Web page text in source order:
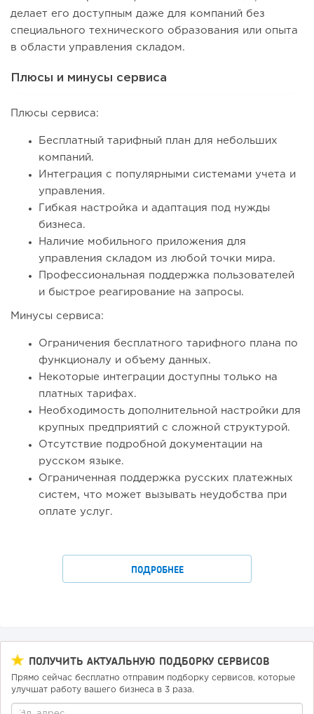
делает его доступным даже для компаний без
специального технического образования или опыта
в области управления складом.
Плюсы и минусы сервиса
Плюсы сервиса:
Бесплатный тарифный план для небольших
компаний.
Интеграция с популярными системами учета и
управления.
Гибкая настройка и адаптация под нужды
бизнеса.
Наличие мобильного приложения для
управления складом из любой точки мира.
Профессиональная поддержка пользователей
и быстрое реагирование на запросы.
Минусы сервиса:
Ограничения бесплатного тарифного плана по
функционалу и объему данных.
Некоторые интеграции доступны только на
платных тарифах.
Необходимость дополнительной настройки для
крупных предприятий с сложной структурой.
Отсутствие подробной документации на
русском языке.
Ограниченная поддержка русских платежных
систем, что может вызывать неудобства при
оплате услуг.
ПОДРОБНЕЕ
ПОЛУЧИТЬ АКТУАЛЬНУЮ ПОДБОРКУ СЕРВИСОВ
Прямо сейчас бесплатно отправим подборку сервисов, которые
улучшат работу вашего бизнеса в 3 раза.